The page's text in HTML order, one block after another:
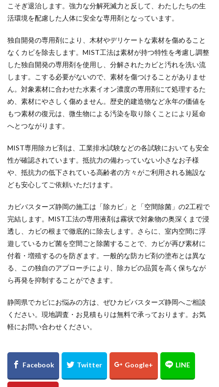
こそぎ退治します。強力な分解死滅力と反して、わたしたちの生
活環境を配慮した人体に安全な専用剤となっています。
独自開発の専用剤により、木材やデリケートな素材を傷めること
なくカビを除去します。MIST工法は素材が持つ特性を考慮し調整
した独自開発の専用剤を使用し、分解されたカビと汚れを洗い流
します。こする必要がないので、素材を傷つけることがありませ
ん。対象素材に合わせた水素イオン濃度の専用剤にて処理するた
め、素材にやさしく傷めません。歴史的建造物など永年の価値を
もつ素材の復元は、微生物による汚染を取り除くことにより延命
へとつながります。
MIST専用除カビ剤は、工業排水試験などの各試験においても安全
性が確認されています。抵抗力の備わっていない小さなお子様
や、抵抗力の低下されている高齢者の方々がご利用される施設な
ども安心してご依頼いただけます。
カビバスターズ静岡の施工は「除カビ」と「空間除菌」の2工程で
完結します。MIST工法の専用液剤は霧状で対象物の奥深くまで浸
透し、カビの根まで徹底的に除去します。さらに、室内空間に浮
遊しているカビ菌を空間ごと除菌することで、カビが再び素材に
付着・増殖するのを防ぎます。一般的な防カビ剤の塗布とは異な
る、この独自のアプローチにより、除カビの品質を高く保ちなが
ら再発を抑制することができます。
静岡県でカビにお悩みの方は、ぜひカビバスターズ静岡へご相談
ください。現地調査・お見積もりは無料で承っております。お気
軽にお問い合わせください。